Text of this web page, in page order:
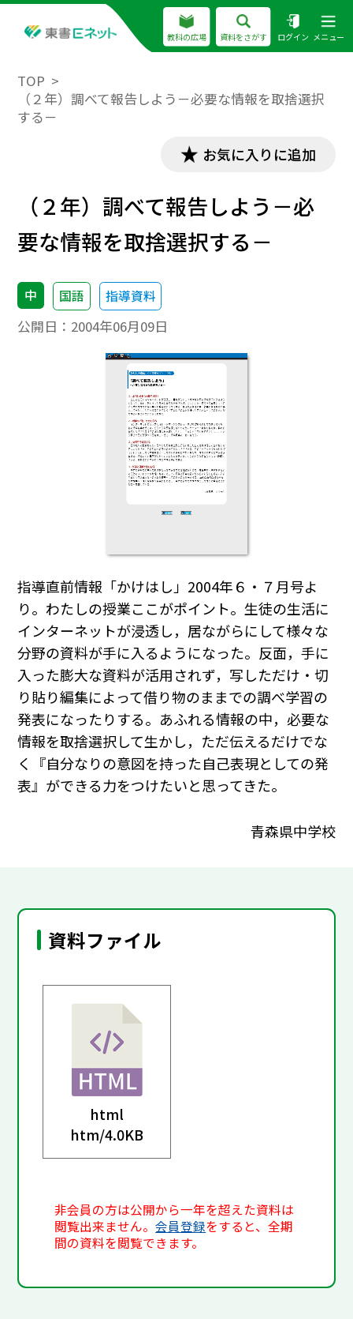
教科の広場 資料をさがす ログイン メニュー
TOP
（２年）調べて報告しよう－必要な情報を取捨選択
する－
お気に入りに追加
（２年）調べて報告しよう－必
要な情報を取捨選択する－
中 国語 指導資料
公開日： 2004年06月09日
指導直前情報「かけはし」2004年６・７月号よ
り。わたしの授業ここがポイント。生徒の生活に
インターネットが浸透し，居ながらにして様々な
分野の資料が手に入るようになった。反面，手に
入った膨大な資料が活用されず，写しただけ・切
り貼り編集によって借り物のままでの調べ学習の
発表になったりする。あふれる情報の中，必要な
情報を取捨選択して生かし，ただ伝えるだけでな
く『自分なりの意図を持った自己表現としての発
表』ができる力をつけたいと思ってきた。
青森県中学校
資料ファイル
html
htm/4.0KB
非会員の方は公開から一年を超えた資料は
閲覧出来ません。会員登録をすると、全期
間の資料を閲覧できます。